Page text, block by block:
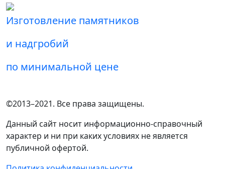
Изготовление памятников
и надгробий
по минимальной цене
©2013–2021. Все права защищены.
Данный сайт носит информационно-справочный
характер и ни при каких условиях не является
публичной офертой.